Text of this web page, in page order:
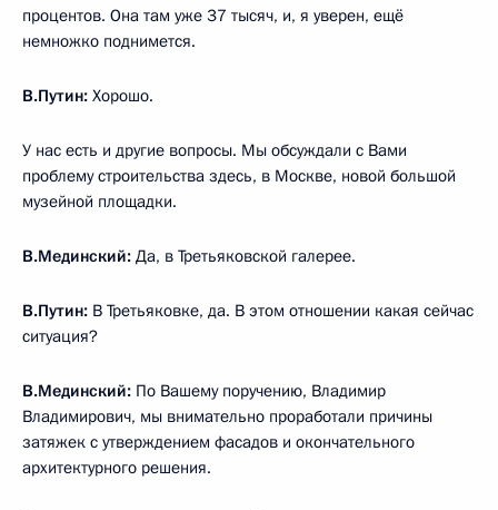
процентов. Она там уже 37 тысяч, и, я уверен, ещё
немножко поднимется.
В.Путин: Хорошо.
У нас есть и другие вопросы. Мы обсуждали с Вами
проблему строительства здесь, в Москве, новой большой
музейной площадки.
В.Мединский: Да, в Третьяковской галерее.
В.Путин: В Третьяковке, да. В этом отношении какая сейчас
ситуация?
В.Мединский: По Вашему поручению, Владимир
Владимирович, мы внимательно проработали причины
затяжек с утверждением фасадов и окончательного
архитектурного решения.